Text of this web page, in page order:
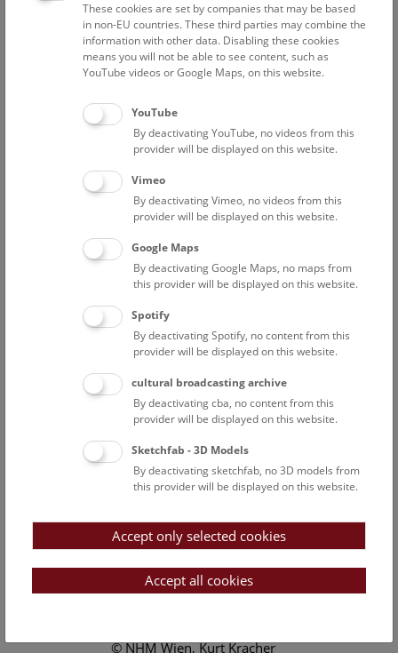
© Pascal Maitre
Ausstellungsansicht
von Pascal Maître.“
© Pascal Maitre
Ausstellungsansicht
„BAOBAB. Der Zauberbaum. Fotografien
von Pascal Maître.“
© Pascal Maitre
Ausstellungsansicht
„BAOBAB. Der Zauberbaum. Fotografien
von Pascal Maître.“
© Pascal Maitre
Ausstellungsansicht
„BAOBAB. Der Zauberbaum. Fotografien
von Pascal Maître.“
© Pascal Maitre
Ausstellungsansicht
„BAOBAB. Der Zauberbaum. Fotografien
© NHM Wien, Kurt Kracher
These cookies are set by companies that may be based
in non-EU countries. These third parties may combine the
information with other data. Disabling these cookies
means you will not be able to see content, such as
YouTube videos or Google Maps, on this website.
YouTube
By deactivating YouTube, no videos from this
provider will be displayed on this website.
Vimeo
By deactivating Vimeo, no videos from this
provider will be displayed on this website.
Google Maps
By deactivating Google Maps, no maps from
this provider will be displayed on this website.
Spotify
By deactivating Spotify, no content from this
provider will be displayed on this website.
cultural broadcasting archive
By deactivating cba, no content from this
provider will be displayed on this website.
Sketchfab - 3D Models
By deactivating sketchfab, no 3D models from
this provider will be displayed on this website.
Accept only selected cookies
Accept all cookies